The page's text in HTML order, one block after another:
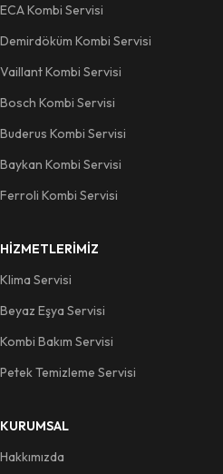
ECA Kombi Servisi
Demirdöküm Kombi Servisi
Vaillant Kombi Servisi
Bosch Kombi Servisi
Buderus Kombi Servisi
Baykan Kombi Servisi
Ferroli Kombi Servisi
HIZMETLERIMIZ
Klima Servisi
Beyaz Eşya Servisi
Kombi Bakım Servisi
Petek Temizleme Servisi
KURUMSAL
Hakkımızda